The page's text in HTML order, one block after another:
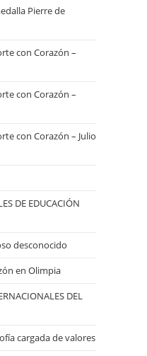
Pierre de
con Corazón –
con Corazón –
con Corazón – Julio
DE EDUCACIÓN
desconocido
en Olimpia
DEL
cargada de valores